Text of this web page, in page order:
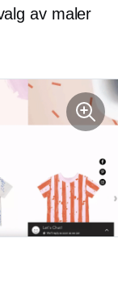
av maler